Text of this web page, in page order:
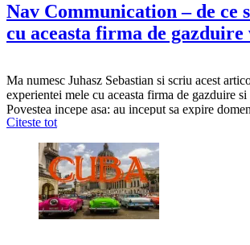
Nav Communication – de ce
cu aceasta firma de gazduire
Ma numesc Juhasz Sebastian si scriu acest
experientei mele cu aceasta firma de gazduire
Povestea incepe asa: au inceput sa expire
anului 2018, iar cei de la NAV Communication
Citeste tot